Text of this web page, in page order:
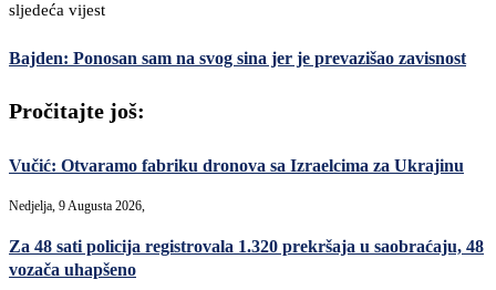
sljedeća vijest
Bajden: Ponosan sam na svog sina jer je prevazišao zavisnost
Pročitajte još:
Vučić: Otvaramo fabriku dronova sa Izraelcima za Ukrajinu
Nedjelja, 9 Augusta 2026,
Za 48 sati policija registrovala 1.320 prekršaja u saobraćaju, 48
vozača uhapšeno